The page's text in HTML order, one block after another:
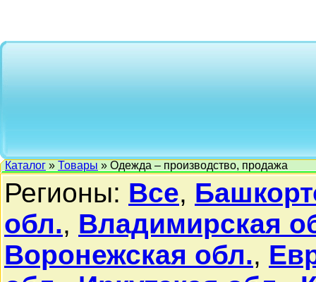
Каталог » Товары » Одежда – производство, продажа
Регионы: Все,
обл., Владимирская
Воронежская обл.,